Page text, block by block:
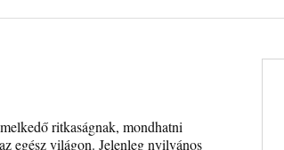
ritkaságnak, mondhatni
egész világon. Jelenleg nyilvános